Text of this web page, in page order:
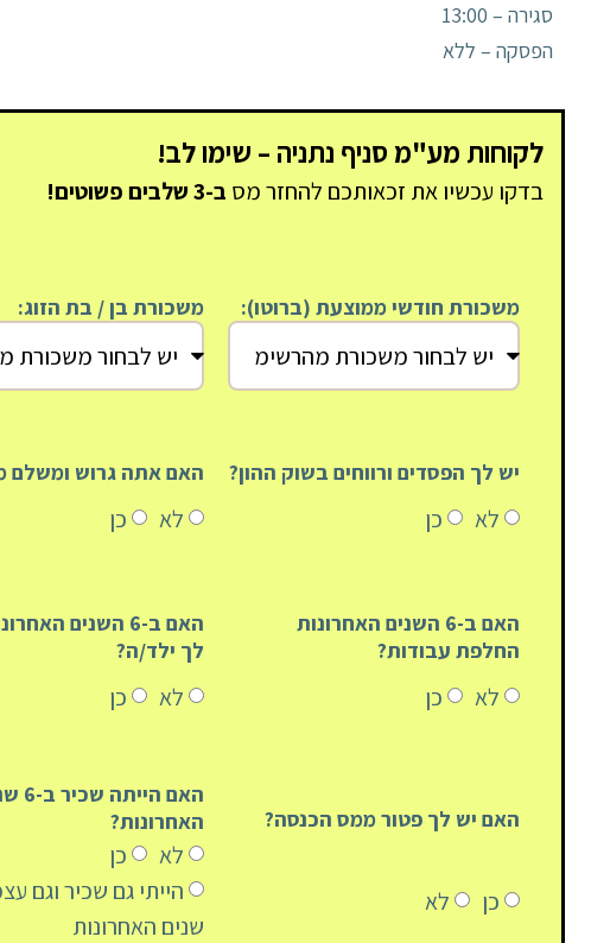
סגירה – 13:00
הפסקה – ללא
לקוחות מע"מ סניף נתניה – שימו לב!
בדקו עכשיו את זכאותכם להחזר מס ב-3 שלבים פשוטים!
משכורת חודשי ממוצעת (ברוטו): משכורת בן / בת הזוג:
יש לך הפסדים ורווחים בשוק ההון?
לא כן
האם אתה גרוש ומשלם
לא כן
האם ב-6 השנים האחרונות
החלפת עבודות?
לא כן
האם ב-6 השנים
לך ילד/ה?
לא כן
האם יש לך פטור ממס הכנסה?
כן לא
האם
האחרונות?
לא
כן
שנים האחרונות